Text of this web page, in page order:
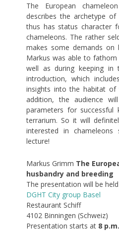
The European
describes the archetype
thus has status character
chameleons. The rather
makes some demands on
Markus was able to
well as during keeping
introduction, which
insights into the habitat of
addition, the audience
parameters for successful
terrarium. So it will
interested in chameleons
lecture!
Markus Grimm The
husbandry and breeding
The presentation will be
DGHT City group Basel
Restaurant Schiff
4102 Binningen (Schweiz)
Presentation starts at 8 p.m.